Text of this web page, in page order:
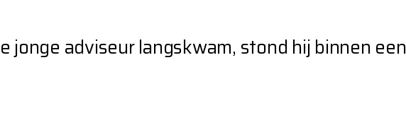
jonge adviseur langskwam, stond hij binnen een